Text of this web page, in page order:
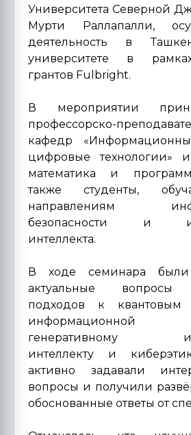
Университета Северной
Мурти Раллапалли,
деятельность в
университете в
грантов Fulbright.
В мероприятии
профессорско-
кафедр
цифровые технологии»
математика и
также студенты,
направлениям
безопасности и
интеллекта.
В ходе семинара были
актуальные вопросы
подходов к квантовым
информационной
генеративному
интеллекту и
активно задавали
вопросы и получили
обоснованные ответы от